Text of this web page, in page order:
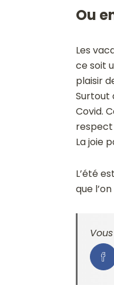
Ou
Les
ce soit
plaisir
Surtout
Covid.
respect
La joie
L’été
que